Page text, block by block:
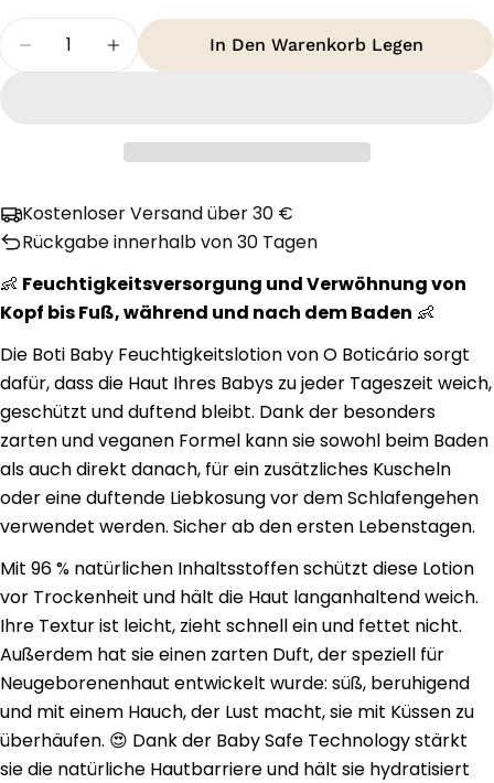
Menge
Menge Für O Boticário Boti Baby Loção
Menge Für O Boticário Boti Baby
In Den Warenkorb Legen
Kostenloser Versand über 30 €
Rückgabe innerhalb von 30 Tagen
👶 Feuchtigkeitsversorgung und Verwöhnung von
Kopf bis Fuß, während und nach dem Baden 👶
Die Boti Baby Feuchtigkeitslotion von O Boticário sorgt
dafür, dass die Haut Ihres Babys zu jeder Tageszeit weich,
geschützt und duftend bleibt. Dank der besonders
zarten und veganen Formel kann sie sowohl beim Baden
als auch direkt danach, für ein zusätzliches Kuscheln
oder eine duftende Liebkosung vor dem Schlafengehen
verwendet werden. Sicher ab den ersten Lebenstagen.
Mit 96 % natürlichen Inhaltsstoffen schützt diese Lotion
vor Trockenheit und hält die Haut langanhaltend weich.
Ihre Textur ist leicht, zieht schnell ein und fettet nicht.
Außerdem hat sie einen zarten Duft, der speziell für
Neugeborenenhaut entwickelt wurde: süß, beruhigend
und mit einem Hauch, der Lust macht, sie mit Küssen zu
überhäufen. 😍 Dank der Baby Safe Technology stärkt
sie die natürliche Hautbarriere und hält sie hydratisiert